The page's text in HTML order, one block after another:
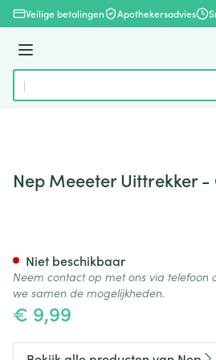
Ga naar de inhoud
Veilige betalingen Apothekersadvies
Menu
Product, merk, categorie...
Nep Meeeter Uittrekker
€ 9,99
Niet beschikbaar
Neem contact op met ons via telefoon
we samen de mogelijkheden.